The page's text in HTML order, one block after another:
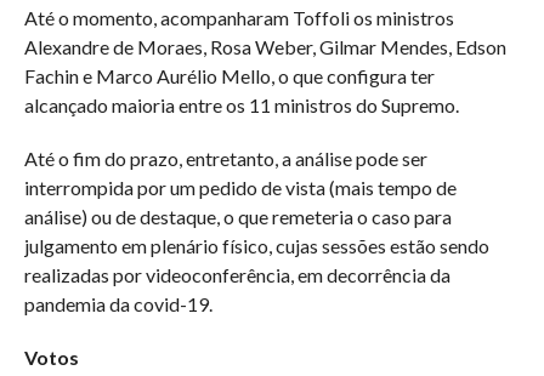
Até o momento, acompanharam Toffoli os ministros
Alexandre de Moraes, Rosa Weber, Gilmar Mendes, Edson
Fachin e Marco Aurélio Mello, o que configura ter
alcançado maioria entre os 11 ministros do Supremo.
Até o fim do prazo, entretanto, a análise pode ser
interrompida por um pedido de vista (mais tempo de
análise) ou de destaque, o que remeteria o caso para
julgamento em plenário físico, cujas sessões estão sendo
realizadas por videoconferência, em decorrência da
pandemia da covid-19.
Votos